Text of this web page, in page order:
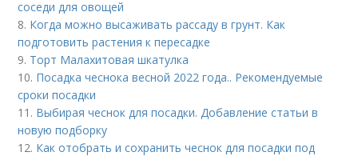
соседи для овощей
8. Когда можно высаживать рассаду в грунт. Как
подготовить растения к пересадке
9. Торт Малахитовая шкатулка
10. Посадка чеснока весной 2022 года.. Рекомендуемые
сроки посадки
11. Выбирая чеснок для посадки. Добавление статьи в
новую подборку
12. Как отобрать и сохранить чеснок для посадки под